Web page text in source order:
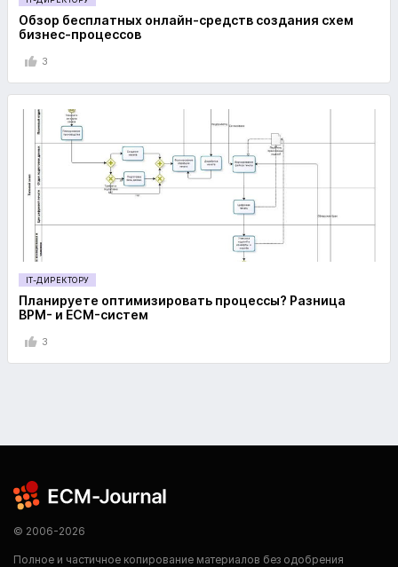
Обзор бесплатных онлайн-средств создания схем
бизнес-процессов
3
IT-ДИРЕКТОРУ
Планируете оптимизировать процессы? Разница
BPM- и ECM-систем
3
© 2006-2026
Полное и частичное копирование материалов без одобрения